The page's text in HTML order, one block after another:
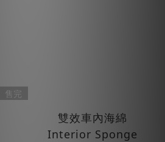
售完
雙效車內海綿
Interior Sponge